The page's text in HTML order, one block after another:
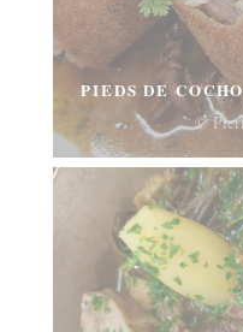
PIEDS DE
©